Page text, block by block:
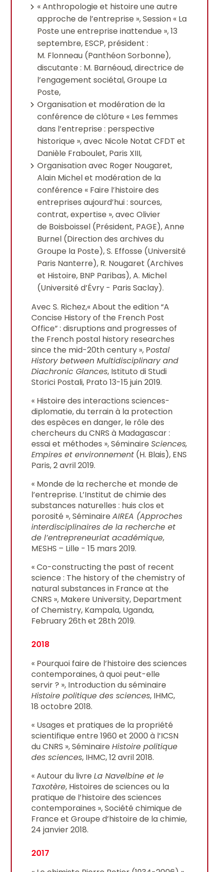
« Anthropologie et histoire une autre
approche de l’entreprise », Session « La
Poste une entreprise inattendue », 13
septembre, ESCP, président :
M. Flonneau (Panthéon Sorbonne),
discutante : M. Barnéoud, directrice de
l’engagement sociétal, Groupe La
Poste,
Organisation et modération de la
conférence de clôture « Les femmes
dans l’entreprise : perspective
historique », avec Nicole Notat CFDT et
Danièle Fraboulet, Paris XIII,
Organisation avec Roger Nougaret,
Alain Michel et modération de la
conférence « Faire l’histoire des
entreprises aujourd’hui : sources,
contrat, expertise », avec Olivier
de Boisboissel (Président, PAGE), Anne
Burnel (Direction des archives du
Groupe la Poste), S. Effosse (Université
Paris Nanterre), R. Nougaret (Archives
et Histoire, BNP Paribas), A. Michel
(Université d’Évry - Paris Saclay).
Avec S. Richez,« About the edition “A
Concise History of the French Post
Office” : disruptions and progresses of
the French postal history researches
since the mid-20th century », Postal
History between Multidisciplinary and
Diachronic Glances, Istituto di Studi
Storici Postali, Prato 13-15 juin 2019.
« Histoire des interactions sciences-
diplomatie, du terrain à la protection
des espèces en danger, le rôle des
chercheurs du CNRS à Madagascar :
essai et méthodes », SéminaireSciences,
Empires et environnement (H. Blais), ENS
Paris, 2 avril 2019.
« Monde de la recherche et monde de
l’entreprise. L’Institut de chimie des
substances naturelles : huis clos et
porosité », SéminaireAIREA (Approches
interdisciplinaires de la recherche et
de l’entrepreneuriat académique,
MESHS – Lille - 15 mars 2019.
« Co-constructing the past of recent
science : The history of the chemistry of
natural substances in France at the
CNRS », Makere University, Department
of Chemistry, Kampala, Uganda,
February 26th et 28th 2019.
2018
« Pourquoi faire de l’histoire des sciences
contemporaines, à quoi peut-elle
servir ? », Introduction du séminaire
Histoire politique des sciences, IHMC,
18 octobre 2018.
« Usages et pratiques de la propriété
scientifique entre 1960 et 2000 à l’ICSN
du CNRS », SéminaireHistoire politique
des sciences, IHMC, 12 avril 2018.
« Autour du livreLa Navelbine et le
Taxotère, Histoires de sciences ou la
pratique de l’histoire des sciences
contemporaines », Société chimique de
France et Groupe d’histoire de la chimie,
24 janvier 2018.
2017